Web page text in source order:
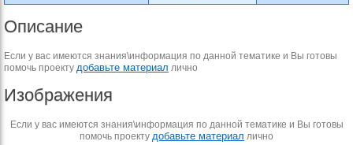
Описание
Если у вас имеются знания\информация по данной тематике и Вы готовы
помочь проекту добавьте материал лично
Изображения
Если у вас имеются знания\информация по данной тематике и Вы готовы
помочь проекту добавьте материал лично